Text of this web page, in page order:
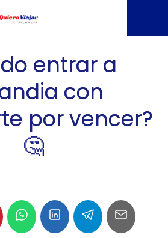
entrar a
con
por vencer?
🤔